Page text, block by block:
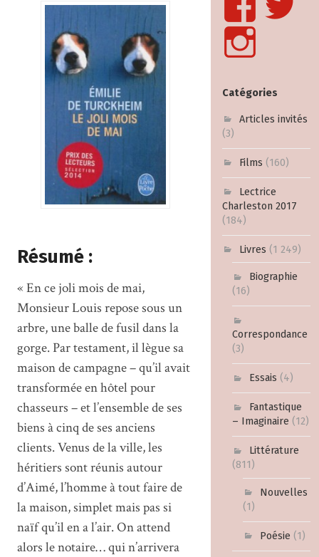
Catégories
Articles invités
(3)
Films (160)
Lectrice
Charleston 2017
(184)
Livres (1 249)
Biographie
(16)
Correspondance
(3)
Essais (4)
Fantastique
– Imaginaire (12)
Littérature
(811)
Nouvelles
(1)
Poésie (1)
Résumé :
« En ce joli mois de mai,
Monsieur Louis repose sous un
arbre, une balle de fusil dans la
gorge. Par testament, il lègue sa
maison de campagne – qu’il avait
transformée en hôtel pour
chasseurs – et l’ensemble de ses
biens à cinq de ses anciens
clients. Venus de la ville, les
héritiers sont réunis autour
d’Aimé, l’homme à tout faire de
la maison, simplet mais pas si
naïf qu’il en a l’air. On attend
alors le notaire… qui n’arrivera